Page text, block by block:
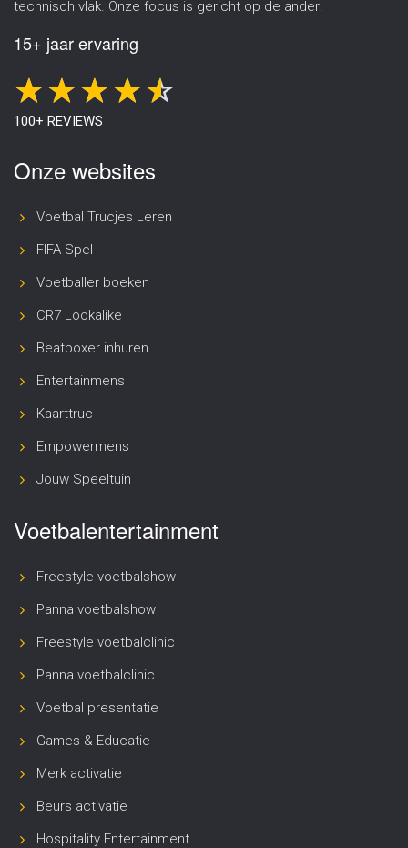
technisch vlak. Onze focus is gericht op de ander!
15+ jaar ervaring
100+ REVIEWS
Onze websites
Voetbal Trucjes Leren
FIFA Spel
Voetballer boeken
CR7 Lookalike
Beatboxer inhuren
Entertainmens
Kaarttruc
Empowermens
Jouw Speeltuin
Voetbalentertainment
Freestyle voetbalshow
Panna voetbalshow
Freestyle voetbalclinic
Panna voetbalclinic
Voetbal presentatie
Games & Educatie
Merk activatie
Beurs activatie
Hospitality Entertainment